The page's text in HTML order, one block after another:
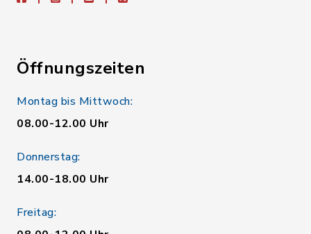
Öffnungszeiten
Montag bis Mittwoch:
08.00-12.00 Uhr
Donnerstag:
14.00-18.00 Uhr
Freitag: